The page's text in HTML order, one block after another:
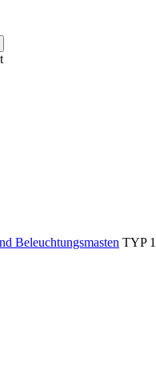
Beleuchtungsmasten TYP